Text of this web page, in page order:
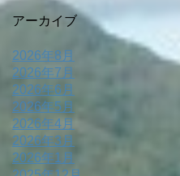
アーカイブ
2026年8月
2026年7月
2026年6月
2026年5月
2026年4月
2026年3月
2026年1月